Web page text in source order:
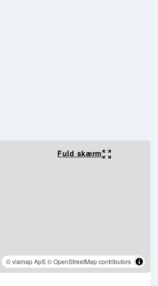
Fuld skærm
© viamap ApS© OpenStreetMap contributors